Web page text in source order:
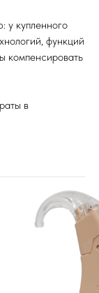
у купленного
функций
компенсировать
в